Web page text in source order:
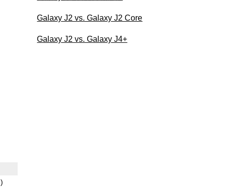
Galaxy J2 vs. Galaxy J2 Core
Galaxy J2 vs. Galaxy J4+